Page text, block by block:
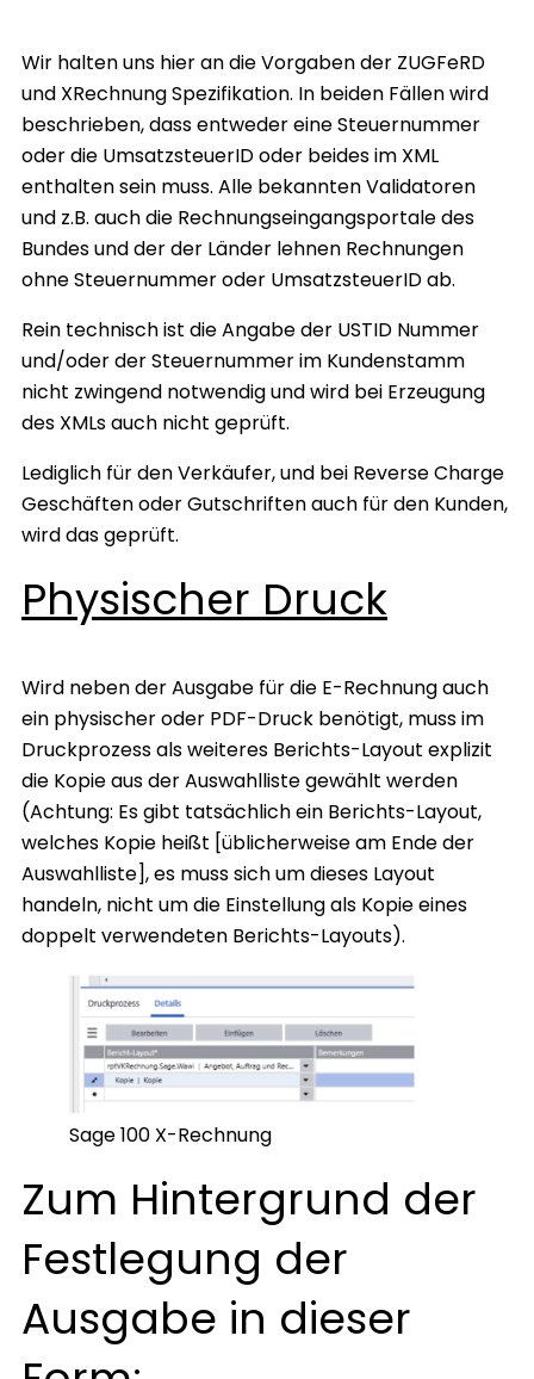
Wir halten uns hier an die Vorgaben der ZUGFeRD
und XRechnung Spezifikation. In beiden Fällen wird
beschrieben, dass entweder eine Steuernummer
oder die UmsatzsteuerID oder beides im XML
enthalten sein muss. Alle bekannten Validatoren
und z.B. auch die Rechnungseingangsportale des
Bundes und der der Länder lehnen Rechnungen
ohne Steuernummer oder UmsatzsteuerID ab.
Rein technisch ist die Angabe der USTID Nummer
und/oder der Steuernummer im Kundenstamm
nicht zwingend notwendig und wird bei Erzeugung
des XMLs auch nicht geprüft.
Lediglich für den Verkäufer, und bei Reverse Charge
Geschäften oder Gutschriften auch für den Kunden,
wird das geprüft.
Physischer Druck
Wird neben der Ausgabe für die E-Rechnung auch
ein physischer oder PDF-Druck benötigt, muss im
Druckprozess als weiteres Berichts-Layout explizit
die Kopie aus der Auswahlliste gewählt werden
(Achtung: Es gibt tatsächlich ein Berichts-Layout,
welches Kopie heißt [üblicherweise am Ende der
Auswahlliste], es muss sich um dieses Layout
handeln, nicht um die Einstellung als Kopie eines
doppelt verwendeten Berichts-Layouts).
Sage 100 X-Rechnung
Zum Hintergrund der
Festlegung der
Ausgabe in dieser